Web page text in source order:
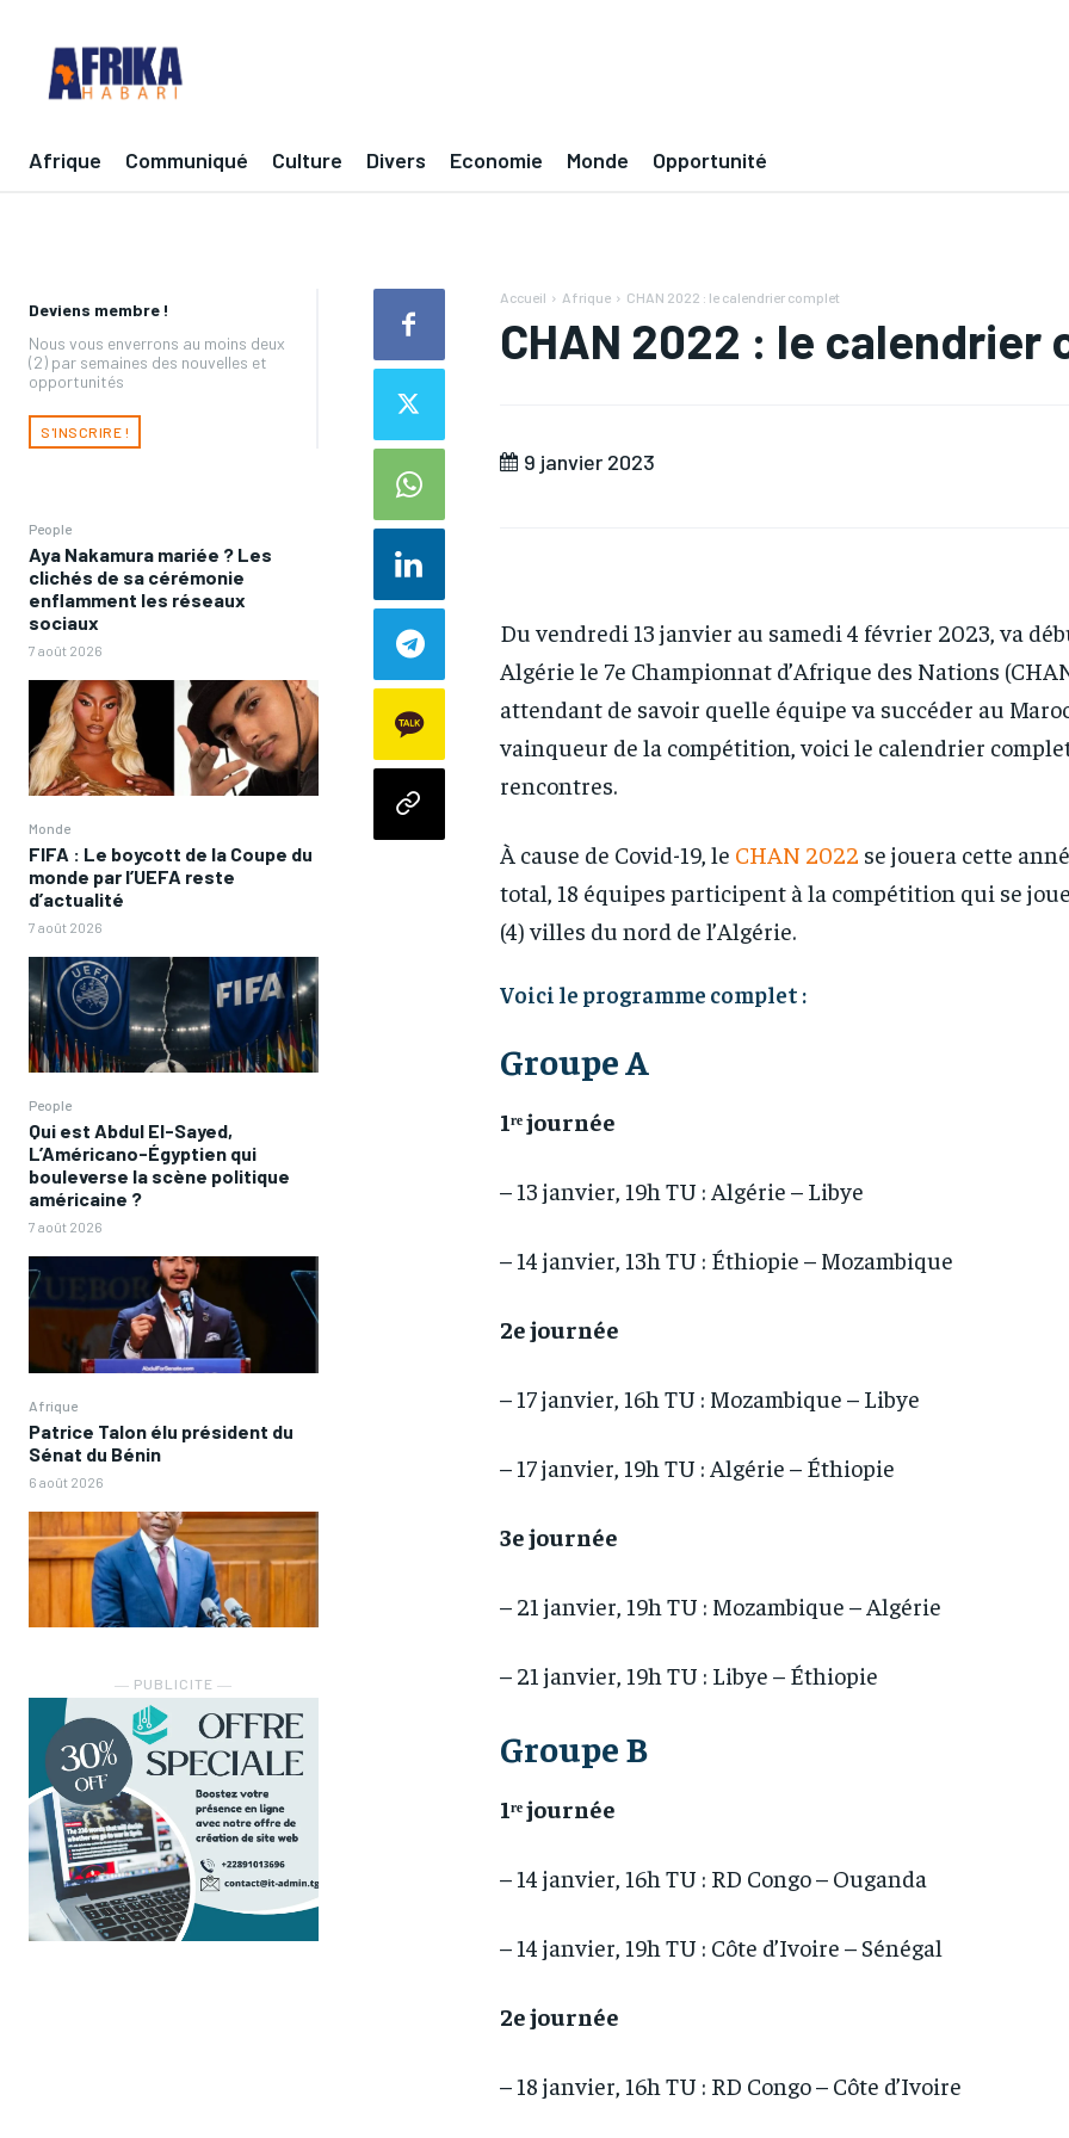
Afrique Communiqué Culture Divers Economie Monde Opportunité
Deviens membre !
Nous vous enverrons au moins deux
(2) par semaines des nouvelles et
opportunités
S'INSCRIRE !
People
Aya Nakamura mariée ? Les
clichés de sa cérémonie
enflamment les réseaux
sociaux
7 août 2026
Monde
FIFA : Le boycott de la Coupe du
monde par l’UEFA reste
d’actualité
7 août 2026
People
Qui est Abdul El-Sayed,
L’Américano-Égyptien qui
bouleverse la scène politique
américaine ?
7 août 2026
Afrique
Patrice Talon élu président du
Sénat du Bénin
6 août 2026
― PUBLICITE ―
Accueil Afrique CHAN 2022 : le calendrier complet
CHAN 2022 : le calendrier
9 janvier 2023
Du vendredi 13 janvier au samedi 4 février 2023, va
Algérie le 7e Championnat d’Afrique des Nations
attendant de savoir quelle équipe va succéder au
vainqueur de la compétition, voici le calendrier
rencontres.
À cause de Covid-19, le CHAN 2022 se jouera cette
total, 18 équipes participent à la compétition qui se
(4) villes du nord de l’Algérie.
Voici le programme complet :
Groupe A
1ʳᵉ journée
– 13 janvier, 19h TU : Algérie – Libye
– 14 janvier, 13h TU : Éthiopie – Mozambique
2e journée
– 17 janvier, 16h TU : Mozambique – Libye
– 17 janvier, 19h TU : Algérie – Éthiopie
3e journée
– 21 janvier, 19h TU : Mozambique – Algérie
– 21 janvier, 19h TU : Libye – Éthiopie
Groupe B
1ʳᵉ journée
– 14 janvier, 16h TU : RD Congo – Ouganda
– 14 janvier, 19h TU : Côte d’Ivoire – Sénégal
2e journée
– 18 janvier, 16h TU : RD Congo – Côte d’Ivoire